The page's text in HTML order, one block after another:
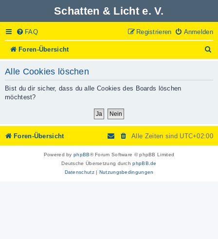
Schatten & Licht e. V.
FAQ Anmelden
Registrieren
Foren-Übersicht
u
Alle Cookies löschen
Bist du dir sicher, dass du alle Cookies des Boards löschen
möchtest?
Foren-Übersicht Alle Zeiten sind UTC+02:00
Powered byphpBB® Forum Software © phpBB Limited
Deutsche Übersetzung durchphpBB.de
Datenschutz| Nutzungsbedingungen